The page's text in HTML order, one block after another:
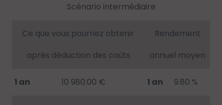
Scénario intermédiaire
Ce que vous pourriez obtenir
après déduction des coûts
Rendement
annuel moyen
1 an 10 980.00 € 1 an 9.80 %